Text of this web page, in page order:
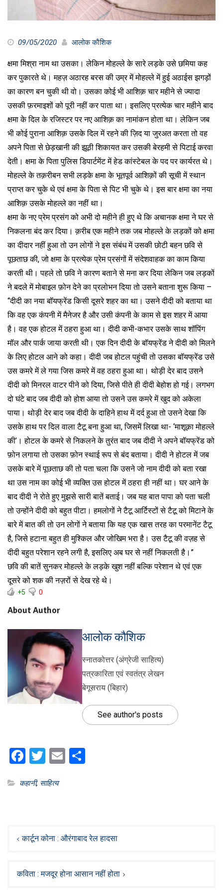
09/05/2020 आलोक कौशिक
क्षमा मिश्रा नाम था उसका। लेकिन मोहल्ले के सारे लड़के उसे छमिया कह
कर पुकारते थे। महज़ अठारह बरस की उम्र में मोहल्ले में हुई अठाईस झगड़ों
का कारण बन चुकी थी वो। उसका कोई भी आशिक़ चार महीने से ज्यादा
उसकी फ़रमाइशों को पूरी नहीं कर पाता था। इसलिए प्रत्येक चार महीने बाद
क्षमा के दिल के रजिस्टर पर नए आशिक़ का नामांकन होता था। लेकिन जब
भी कोई पुराना आशिक़ उसके दिल में रहने की ज़िद या जुरअत करता तो वह
अपने पिता से छेड़खानी की झूठी शिकायत कर उसकी बेरहमी से पिटाई करवा
देती। क्षमा के पिता पुलिस डिपार्टमेंट में हेड कांस्टेबल के पद पर कार्यरत थे।
मोहल्ले के तक़रीबन सभी लड़के क्षमा के भूतपूर्व आशिक़ों की सूची में स्थान
प्राप्त कर चुके थे एवं क्षमा के पिता से पिट भी चुके थे। इस बार क्षमा का नया
आशिक़ उसके मोहल्ले का नहीं था।
क्षमा के नए प्रेम प्रसंग को अभी दो महीने ही हुए थे कि अचानक क्षमा ने घर से
निकलना बंद कर दिया। क़रीब एक महीने तक जब मोहल्ले के लड़कों को क्षमा
का दीदार नहीं हुआ तो उन लोगों ने इस संबंध में उसकी छोटी बहन छवि से
पूछताछ की, जो क्षमा के प्रत्येक प्रेम प्रसंगों में संदेशवाहक का काम किया
करती थी। पहले तो छवि ने कारण बताने से मना कर दिया लेकिन जब लड़कों
ने बदले में मोबाइल फ़ोन देने का प्रलोभन दिया तो उसने बताना शुरू किया –
“दीदी का नया बॉयफ्रेंड किसी दूसरे शहर का था। उसने दीदी को बताया था
कि वह एक कंपनी में मैनेजर है और उसी कंपनी के काम से इस शहर में आया
है। वह एक होटल में ठहरा हुआ था। दीदी कभी-कभार उसके साथ शॉपिंग
मॉल और पार्क जाया करती थी। एक दिन दीदी के बॉयफ्रेंड ने दीदी को मिलने
के लिए होटल आने को कहा। दीदी जब होटल पहुंची तो उसका बॉयफ्रेंड उसे
उस कमरे में ले गया जिस कमरे में वह ठहरा हुआ था। थोड़ी देर बाद उसने
दीदी को मिनरल वाटर पीने को दिया, जिसे पीते ही दीदी बेहोश हो गई। लगभग
दो घंटे बाद जब दीदी को होश आया तो उसने उस कमरे में खुद को अकेला
पाया। थोड़ी देर बाद जब दीदी के दाहिने हाथ में दर्द हुआ तो उसने देखा कि
उसके हाथ पर दिल वाला टैटू बना हुआ था, जिसमें लिखा था- ‘माशूक़ा मोहल्ले
की’। होटल के कमरे से निकलने के तुरंत बाद जब दीदी ने अपने बॉयफ्रेंड को
फ़ोन लगाया तो उसका फ़ोन स्थाई रूप से बंद बताया। दीदी ने होटल में जब
उसके बारे में पूछताछ की तो पता चला कि उसने जो नाम दीदी को बता रखा
था उस नाम का कोई भी व्यक्ति उस होटल में ठहरा ही नहीं था। घर आने के
बाद दीदी ने रोते हुए मुझसे सारी बातें बताई। जब यह बात पापा को पता चली
तो उन्होंने दीदी को बहुत पीटा। हमलोगों ने टैटू आर्टिस्टों से टैटू को मिटाने के
बारे में बात की तो उन लोगों ने बताया कि यह एक खास तरह का परमानेंट टैटू
है, जिसे हटाना बहुत ही मुश्किल और जोखिम भरा है। उस टैटू की वज़ह से
दीदी बहुत परेशान रहने लगी है, इसलिए अब घर से नहीं निकलती है।”
छवि की बातें सुनकर मोहल्ले के लड़के खुश नहीं बल्कि परेशान थे एवं एक
दूसरे को शक की नज़रों से देख रहे थे।
+5 0
About Author
आलोक कौशिक
स्नातकोत्तर (अंग्रेजी साहित्य)
पत्रकारिता एवं स्वतंत्र लेखन
बेगूसराय (बिहार)
See author's posts
Facebook
Twitter
Email
कहानी, साहित्य
navigation
कार्टून कोना : औरंगाबाद रेल हादसा
कविता : मजदूर होना आसान नहीं होता